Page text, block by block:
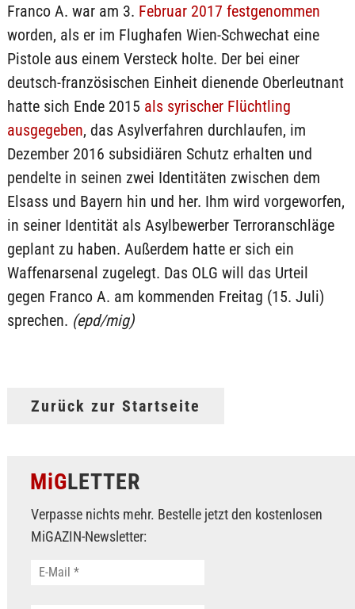
Franco A. war am 3. Februar 2017 festgenommen
worden, als er im Flughafen Wien-Schwechat eine
Pistole aus einem Versteck holte. Der bei einer
deutsch-französischen Einheit dienende Oberleutnant
hatte sich Ende 2015 als syrischer Flüchtling
ausgegeben, das Asylverfahren durchlaufen, im
Dezember 2016 subsidiären Schutz erhalten und
pendelte in seinen zwei Identitäten zwischen dem
Elsass und Bayern hin und her. Ihm wird vorgeworfen,
in seiner Identität als Asylbewerber Terroranschläge
geplant zu haben. Außerdem hatte er sich ein
Waffenarsenal zugelegt. Das OLG will das Urteil
gegen Franco A. am kommenden Freitag (15. Juli)
sprechen. (epd/mig)
Zurück zur Startseite
MiGLETTER
Verpasse nichts mehr. Bestelle jetzt den kostenlosen
MiGAZIN-Newsletter: